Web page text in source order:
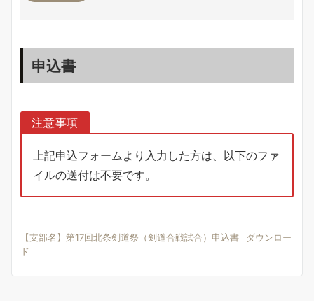
申込書
注意事項
上記申込フォームより入力した方は、以下のファ
イルの送付は不要です。
【支部名】第17回北条剣道祭（剣道合戦試合）申込書
ダウンロー
ド